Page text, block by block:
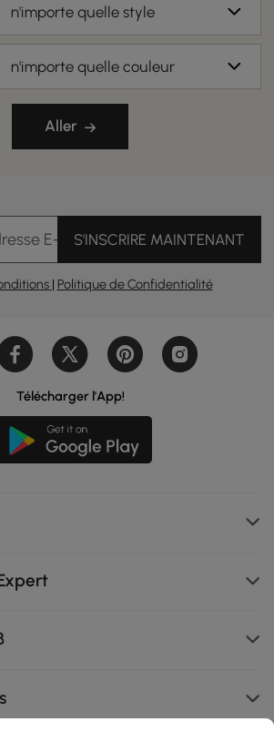
n'importe quelle style
n'importe quelle couleur
Aller
E-mailS'INSCRIRE MAINTENANT
| Politique de Confidentialité
Télécharger l'App!